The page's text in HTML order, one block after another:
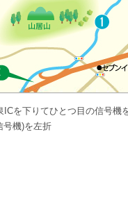
ICを下りてひとつ目の信号機
号機)を左折